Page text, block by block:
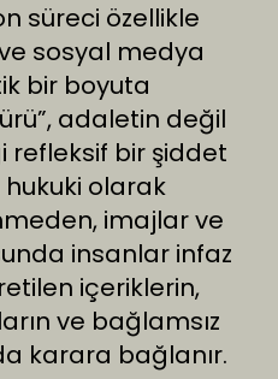
süreci özellikle
sosyal medya
bir boyuta
adaletin değil
refleksif bir şiddet
olarak
imajlar ve
insanlar infaz
içeriklerin,
ve bağlamsız
karara bağlanır.